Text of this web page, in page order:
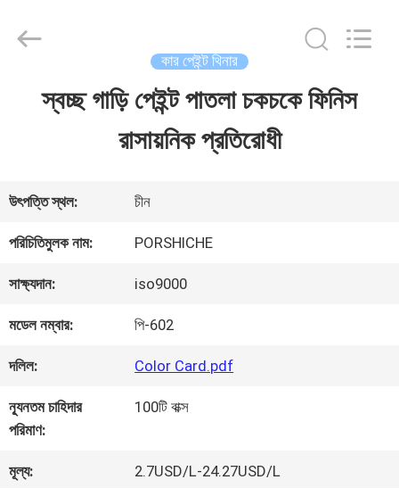
ভিডিও
আমাদের
সম্পর্কে
কারখানা
Chemical
কার পেইন্ট থিনার
স্বচ্ছ গাড়ি পেইন্ট পাতলা চকচকে ফিনিস
রাসায়নিক প্রতিরোধী
উৎপত্তি স্থল: চীন
পরিচিতিমুলক নাম: PORSHICHE
সাক্ষ্যদান: iso9000
মডেল নম্বার: পি-602
দলিল: Color Card.pdf
ন্যূনতম চাহিদার
পরিমাণ:
100টি বাক্স
মূল্য: 2.7USD/L-24.27USD/L